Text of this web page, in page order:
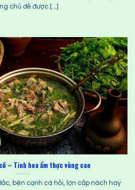
chủ đề được [...]
– Tinh hoa ẩm thực vùng cao
bên cạnh cá hồi, lợn cắp nách hay